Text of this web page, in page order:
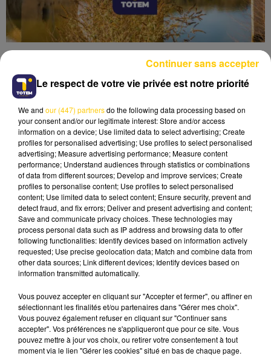
Lecture (3 min 36 sec)
9 mai 2025 - 3 min 36 sec
L'INFO DU LOT À CAHORS DU 09/05/25
À 18H59
L'info du Lot à Cahors
AVEYRON NORD
Le respect de votre vie privée est notre priorité
We and our (447) partnersdo the following data processing based on
your consent and/or our legitimate interest: Store and/or access
information on a device; Use limited data to select advertising; Create
profiles for personalised advertising; Use profiles to select personalised
advertising; Measure advertising performance; Measure content
performance; Understand audiences through statistics or combinations
of data from different sources; Develop and improve services; Create
profiles to personalise content; Use profiles to select personalised
content; Use limited data to select content; Ensure security, prevent and
detect fraud, and fix errors; Deliver and present advertising and content;
Save and communicate privacy choices. These technologies may
process personal data such as IP address and browsing data to offer
following functionalities: Identify devices based on information actively
requested; Use precise geolocation data; Match and combine data from
other data sources; Link different devices; Identify devices based on
information transmitted automatically.
Vous pouvez accepter en cliquant sur "Accepter et fermer", ou affiner en
sélectionnant les finalités et/ou partenaires dans "Gérer mes choix".
Vous pouvez également refuser en cliquant sur "Continuer sans
accepter". Vos préférences ne s'appliqueront que pour ce site. Vous
pouvez mettre à jour vos choix, ou retirer votre consentement à tout
moment via le lien "Gérer les cookies" situé en bas de chaque page.
Continuer sans accepter